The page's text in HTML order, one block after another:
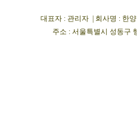
대표자 : 관리자 | 회사명 : 한양
주소 : 서울특별시 성동구